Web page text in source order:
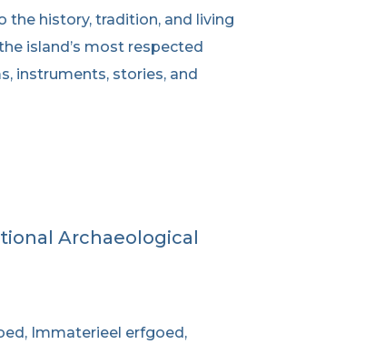
the history, tradition, and living
island’s most respected
instruments, stories, and
Archaeological
Immaterieel erfgoed,